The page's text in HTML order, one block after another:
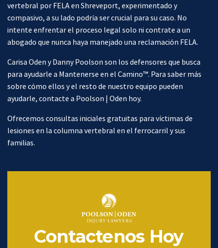
vertebral por FELA en Shreveport, experimentado y
compasivo, a su lado podría ser crucial para su caso. No
intente enfrentar el proceso legal solo ni contrate a un
abogado que nunca haya manejado una reclamación FELA.
Carisa Oden y Danny Poolson son los defensores que busca
para ayudarle a Mantenerse en el Camino™. Para saber más
sobre cómo ellos y el resto de nuestro equipo pueden
ayudarle, contacte a Poolson | Oden hoy.
Ofrecemos consultas iniciales gratuitas para víctimas de
lesiones en la columna vertebral en el ferrocarril y sus
familias.
Contactenos Hoy